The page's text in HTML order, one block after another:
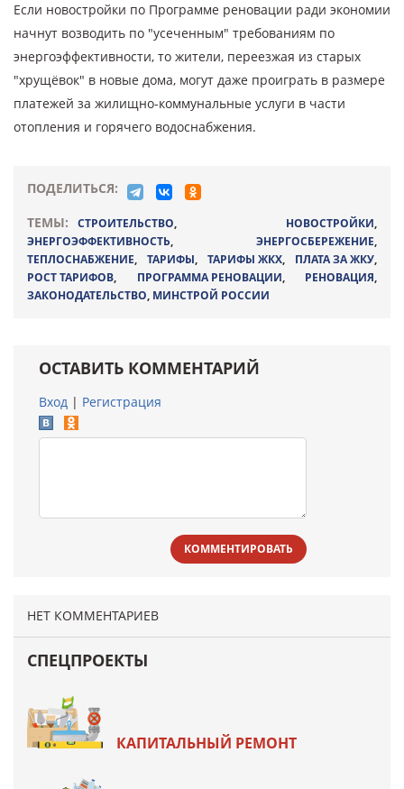
Если новостройки по Программе реновации ради экономии
начнут возводить по "усеченным" требованиям по
энергоэффективности, то жители, переезжая из старых
"хрущёвок" в новые дома, могут даже проиграть в размере
платежей за жилищно-коммунальные услуги в части
отопления и горячего водоснабжения.
ПОДЕЛИТЬСЯ:
ТЕМЫ:
СТРОИТЕЛЬСТВО, НОВОСТРОЙКИ,
ЭНЕРГОЭФФЕКТИВНОСТЬ, ЭНЕРГОСБЕРЕЖЕНИЕ,
ТЕПЛОСНАБЖЕНИЕ, ТАРИФЫ, ТАРИФЫ ЖКХ, ПЛАТА ЗА ЖКУ,
РОСТ ТАРИФОВ, ПРОГРАММА РЕНОВАЦИИ, РЕНОВАЦИЯ,
ЗАКОНОДАТЕЛЬСТВО, МИНСТРОЙ РОССИИ
ОСТАВИТЬ КОММЕНТАРИЙ
Вход | Регистрация
КОММЕНТИРОВАТЬ
НЕТ КОММЕНТАРИЕВ
СПЕЦПРОЕКТЫ
КАПИТАЛЬНЫЙ РЕМОНТ